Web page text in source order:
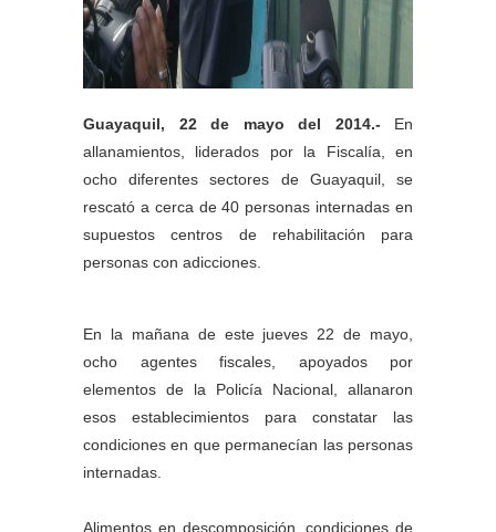
Guayaquil, 22 de mayo del 2014.- En
allanamientos, liderados por la Fiscalía, en
ocho diferentes sectores de Guayaquil, se
rescató a cerca de 40 personas internadas en
supuestos centros de rehabilitación para
personas con adicciones.
En la mañana de este jueves 22 de mayo,
ocho agentes fiscales, apoyados por
elementos de la Policía Nacional, allanaron
esos establecimientos para constatar las
condiciones en que permanecían las personas
internadas.
Alimentos en descomposición, condiciones de